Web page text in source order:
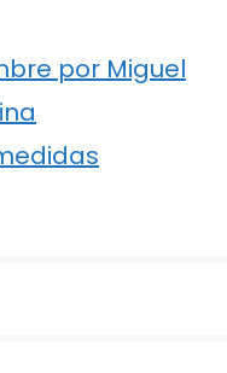
por Miguel